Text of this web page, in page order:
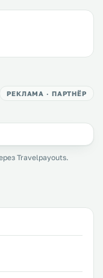
РЕКЛАМА · ПАРТНЁР
Travelpayouts.